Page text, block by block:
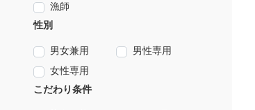
漁師
性別
男女兼用
男性専用
女性専用
こだわり条件